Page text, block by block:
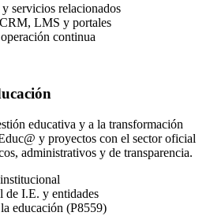
servicios relacionados
LMS y portales
continua
educativa y a la transformación
y proyectos con el sector oficial
administrativos y de transparencia.
de I.E. y entidades
educación (P8559)